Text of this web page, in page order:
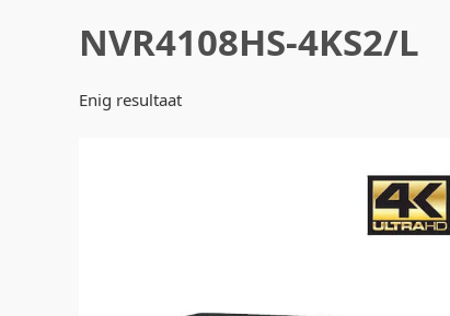
NVR4108HS-4KS2/L
Enig resultaat
Oorspronkelijke
Huidige
prijs
is: